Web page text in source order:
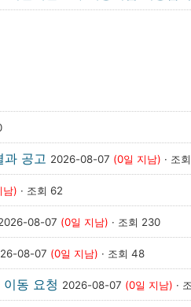
과 공고 2026-08-07 (0일 지남) · 조
남) · 조회 62
08-07 (0일 지남) · 조회 230
08-07 (0일 지남) · 조회 48
동 요청 2026-08-07 (0일 지남) ·